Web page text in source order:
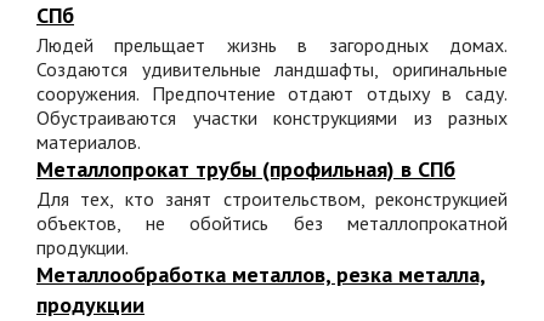
СПб
Людей прельщает жизнь в загородных домах.
Создаются удивительные ландшафты, оригинальные
сооружения. Предпочтение отдают отдыху в саду.
Обустраиваются участки конструкциями из разных
материалов.
Mеталлопрокат трубы (профильная) в СПб
Для тех, кто занят строительством, реконструкцией
объектов, не обойтись без металлопрокатной
продукции.
Металлообработка металлов, резка металла,
продукции